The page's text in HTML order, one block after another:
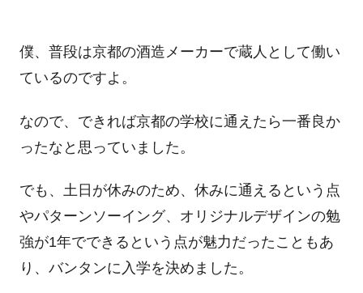
僕、普段は京都の酒造メーカーで蔵人として働い
ているのですよ。
なので、できれば京都の学校に通えたら一番良か
ったなと思っていました。
でも、土日が休みのため、休みに通えるという点
やパターンソーイング、オリジナルデザインの勉
強が1年でできるという点が魅力だったこともあ
り、バンタンに入学を決めました。